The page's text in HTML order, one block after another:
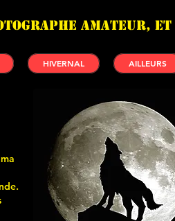
amateur,
HIVERNAL AILLEURS